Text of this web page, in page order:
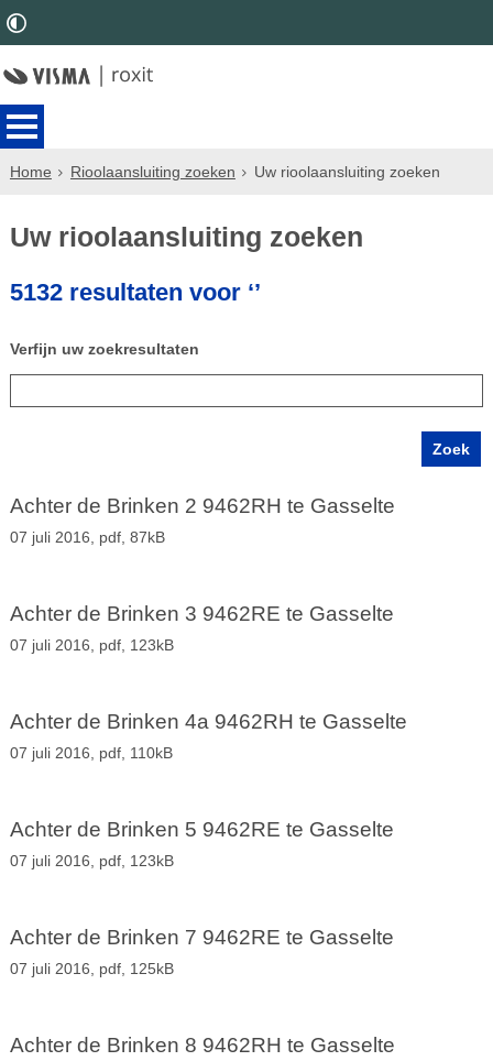
Home Rioolaansluiting zoeken Uw rioolaansluiting zoeken
Uw rioolaansluiting zoeken
5132 resultaten voor ‘’
Verfijn uw zoekresultaten
Achter de Brinken 2 9462RH te Gasselte
07 juli 2016, pdf, 87kB
Achter de Brinken 3 9462RE te Gasselte
07 juli 2016, pdf, 123kB
Achter de Brinken 4a 9462RH te Gasselte
07 juli 2016, pdf, 110kB
Achter de Brinken 5 9462RE te Gasselte
07 juli 2016, pdf, 123kB
Achter de Brinken 7 9462RE te Gasselte
07 juli 2016, pdf, 125kB
Achter de Brinken 8 9462RH te Gasselte